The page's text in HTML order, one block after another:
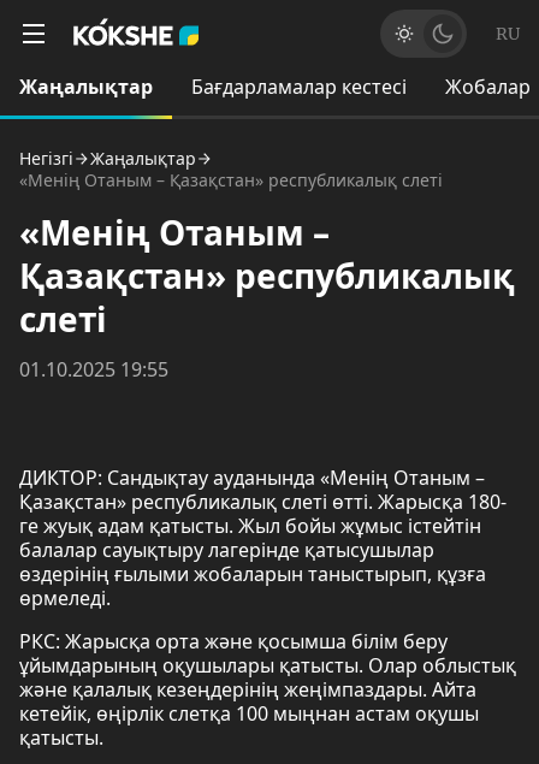
RU
Жаңалықтар Бағдарламалар кестесі Жобалар
Негізгі
Жаңалықтар
«Менің Отаным – Қазақстан» республикалық слеті
«Менің Отаным –
Қазақстан» республикалық
слеті
01.10.2025 19:55
ДИКТОР: Сандықтау ауданында «Менің Отаным –
Қазақстан» республикалық слеті өтті. Жарысқа 180-
ге жуық адам қатысты. Жыл бойы жұмыс істейтін
балалар сауықтыру лагерінде қатысушылар
өздерінің ғылыми жобаларын таныстырып, құзға
өрмеледі.
РКС: Жарысқа орта және қосымша білім беру
ұйымдарының оқушылары қатысты. Олар облыстық
және қалалық кезеңдерінің жеңімпаздары. Айта
кетейік, өңірлік слетқа 100 мыңнан астам оқушы
қатысты.